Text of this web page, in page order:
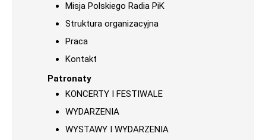
Misja Polskiego Radia PiK
Struktura organizacyjna
Praca
Kontakt
Patronaty
KONCERTY I FESTIWALE
WYDARZENIA
WYSTAWY I WYDARZENIA